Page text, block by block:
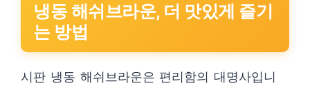
냉동 해쉬브라운, 더 맛있게 즐기
는 방법
시판 냉동 해쉬브라운은 편리함의 대명사입니